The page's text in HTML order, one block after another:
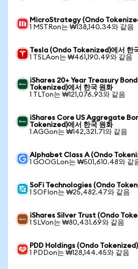
MicroStrategy (Ondo
1 MSTRon는 ₩138,140.34와 같음
Tesla (Ondo Tokenized)에서 한
1 TSLAon는 ₩461,190.49와 같음
iShares 20+ Year Treasury
Tokenized)에서 한국 원화
1 TLTon는 ₩121,076.93와 같음
iShares Core US Aggregate
Tokenized)에서 한국 원화
1 AGGon는 ₩142,321.71와 같음
Alphabet Class A (Ondo
1 GOOGLon는 ₩501,610.48와 같
SoFi Technologies (Ondo
1 SOFIon는 ₩25,482.47와 같음
iShares Silver Trust (Ondo
1 SLVon는 ₩80,431.69와 같음
PDD Holdings (Ondo
1 PDDon는 ₩128,144.45와 같음